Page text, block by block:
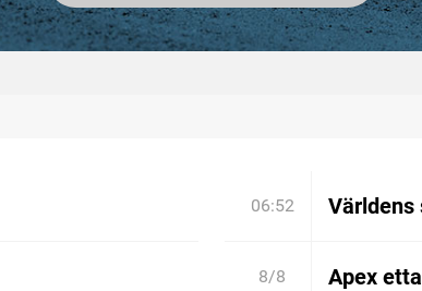
06:52 Världens
8/8 Apex